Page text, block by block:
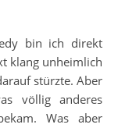
klang unheimlich
stürzte. Aber
völlig anderes
Was aber